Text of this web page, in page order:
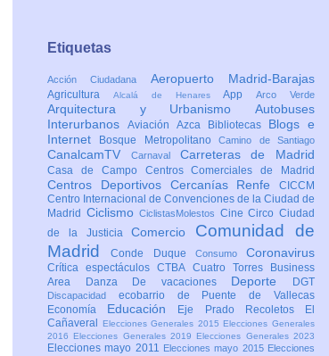
Etiquetas
Acción Ciudadana Aeropuerto Madrid-Barajas
Agricultura Alcalá de HenaresAppArco Verde
Arquitectura y Urbanismo Autobuses
Interurbanos Aviación Azca Bibliotecas Blogs e
Internet
Bosque MetropolitanoCamino de Santiago
CanalcamTV Carnaval Carreteras de Madrid
Casa de Campo Centros Comerciales de Madrid
Centros Deportivos Cercanías Renfe CICCM
Centro Internacional de Convenciones de la Ciudad de
Madrid CiclismoCiclistasMolestos CineCircoCiudad
de la JusticiaComercio Comunidad de
MadridConde Duque Consumo Coronavirus
Crítica espectáculosCTBA Cuatro Torres Business
Area
Danza De vacaciones Deporte DGT
Discapacidad ecobarrio de Puente de Vallecas
Economía Educación Eje Prado Recoletos
El
Cañaveral
Elecciones Generales 2015 Elecciones Generales
2016 Elecciones Generales 2019 Elecciones Generales 2023
Elecciones mayo 2011 Elecciones mayo 2015 Elecciones